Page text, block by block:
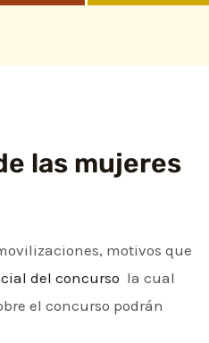
las mujeres
motivos que
del concurso la cual
el concurso podrán